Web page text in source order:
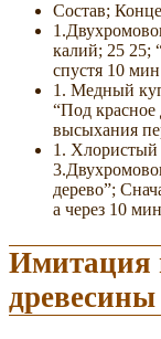
Состав;
калий; 25 25;
спустя 10
1. Медный
“Под красное
высыхания
1. Хлористый
дерево”;
а через 10
Имитация
древесины